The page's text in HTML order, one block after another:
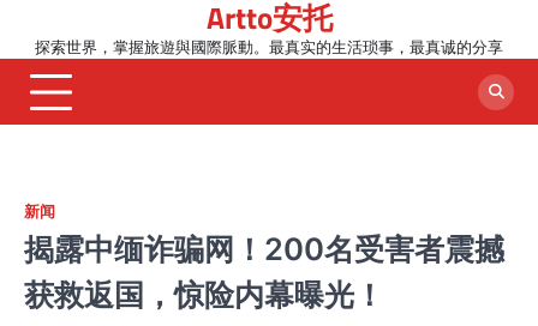
content
Artto安托
探索世界，掌握旅遊與國際脈動。最真实的生活琐事，最真诚的分享
新闻
揭露中缅诈骗网！200名受害者震撼
获救返国，惊险内幕曝光！